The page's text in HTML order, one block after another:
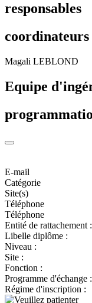
responsables
coordinateurs
Magali LEBLOND
Equipe
E-mail
Catégorie
Site(s)
Téléphone
Téléphone
Entité de rattachement :
Libelle diplôme :
Niveau :
Site :
Fonction :
Programme d'échange :
Régime d'inscription :